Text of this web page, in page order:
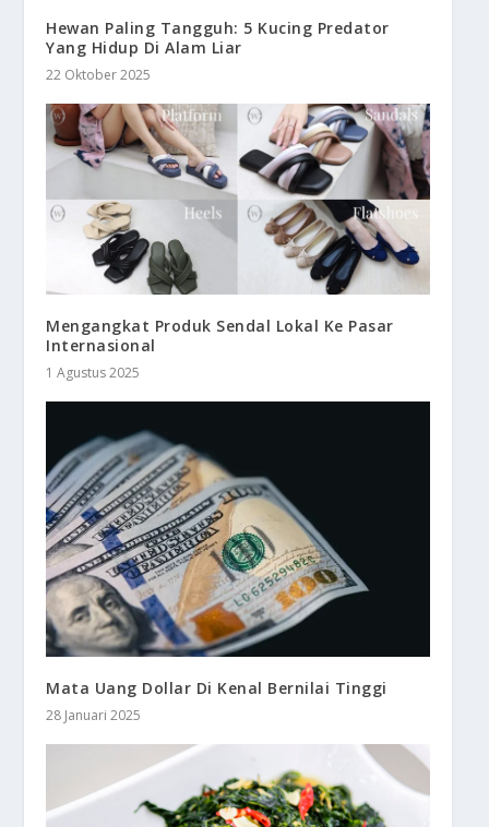
Hewan Paling Tangguh: 5 Kucing Predator
Yang Hidup Di Alam Liar
22 Oktober 2025
Mengangkat Produk Sendal Lokal Ke Pasar
Internasional
1 Agustus 2025
Mata Uang Dollar Di Kenal Bernilai Tinggi
28 Januari 2025